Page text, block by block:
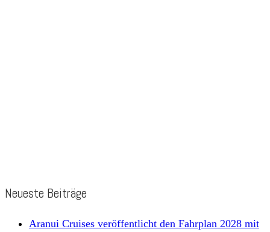
Neueste Beiträge
Aranui Cruises veröffentlicht den Fahrplan 2028 mit